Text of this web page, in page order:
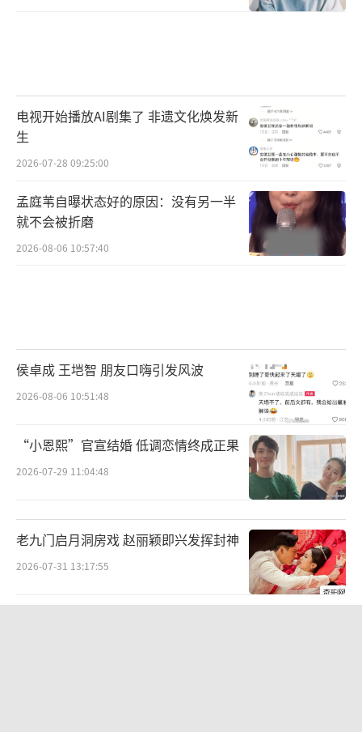
电视开始播放AI剧集了 非遗文化焕发新
生
2026-07-28 09:25:00
孟庭苇自曝状态好的原因：没有另一半
就不会被折磨
2026-08-06 10:57:40
侯卓成 王垲智 朋友口嗨引发风波
2026-08-06 10:51:48
“小恩熙”官宣结婚 低调恋情终成正果
2026-07-29 11:04:48
老九门启月洞房戏 赵丽颖即兴发挥封神
2026-07-31 13:17:55